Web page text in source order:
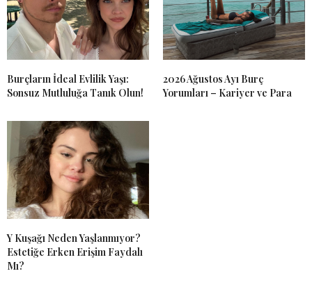
Burçların İdeal Evlilik Yaşı:
Sonsuz Mutluluğa Tanık Olun!
2026 Ağustos Ayı Burç
Yorumları – Kariyer ve Para
Y Kuşağı Neden Yaşlanmıyor?
Estetiğe Erken Erişim Faydalı
Mı?